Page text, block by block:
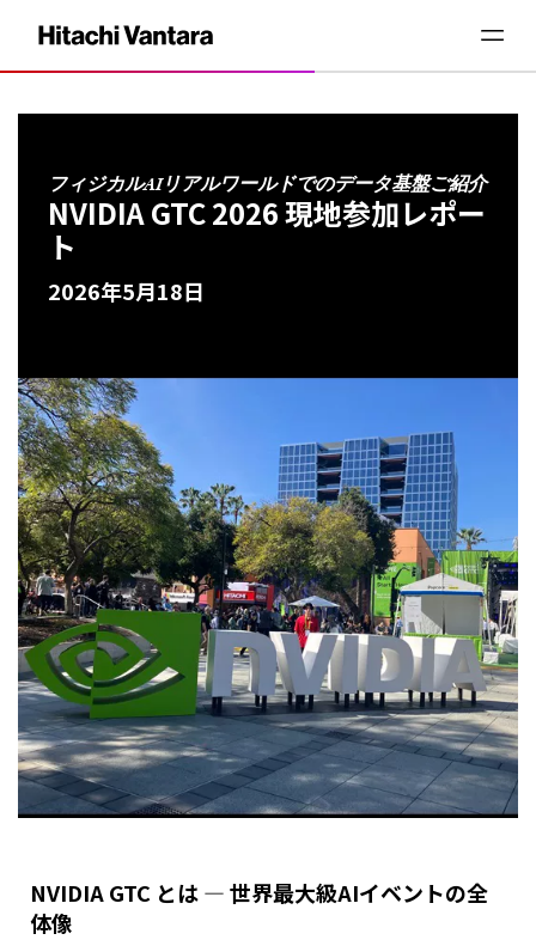
フィジカルAIリアルワールドでのデータ基盤ご紹介
NVIDIA GTC 2026 現地参加レポー
ト
2026年5月18日
NVIDIA GTC とは ― 世界最大級AIイベントの全
体像